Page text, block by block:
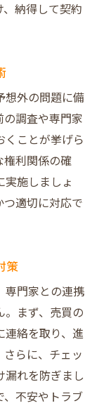
納得して契約
想外の問題に備
調査や専門家
ことが挙げら
利関係の確
施しましょ
適切に対応で
策
専門家との連携
まず、売買の
絡を取り、進
らに、チェッ
れを防ぎまし
、不安やトラブ